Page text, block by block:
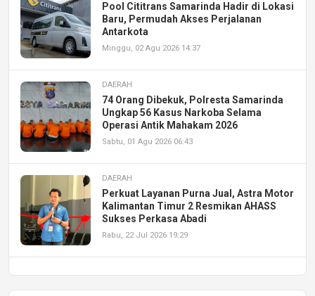
Pool Cititrans Samarinda Hadir di Lokasi
Baru, Permudah Akses Perjalanan
Antarkota
Minggu, 02 Agu 2026 14:37
DAERAH
74 Orang Dibekuk, Polresta Samarinda
Ungkap 56 Kasus Narkoba Selama
Operasi Antik Mahakam 2026
Sabtu, 01 Agu 2026 06:43
DAERAH
Perkuat Layanan Purna Jual, Astra Motor
Kalimantan Timur 2 Resmikan AHASS
Sukses Perkasa Abadi
Rabu, 22 Jul 2026 19:29